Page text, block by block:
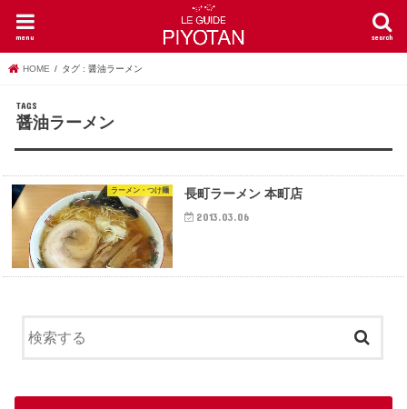
search
menu
HOME タグ : 醤油ラーメン
醤油ラーメン
ラーメン・つけ麺 長町ラーメン 本町店
2013.03.06